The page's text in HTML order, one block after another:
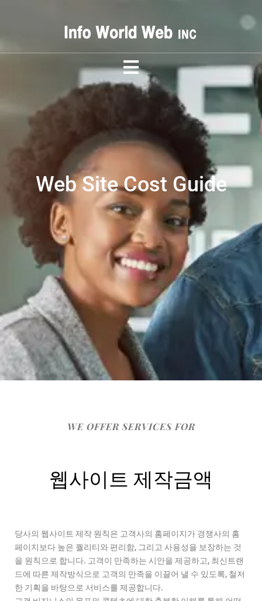
Web Site Cost Guide
WE OFFER SERVICES FOR
웹사이트 제작금액
당사의 웹사이트 제작 원칙은 고객사의 홈페이지가 경쟁사의 홈
페이지보다 높은 퀄리티와 편리함, 그리고 사용성을 보장하는 것
을 원칙으로 합니다. 고객이 만족하는 시안을 제공하고, 최신트랜
드에 따른 제작방식으로 고객의 만족을 이끌어 낼 수 있도록, 철저
한 기획을 바탕으로 서비스를 제공합니다.